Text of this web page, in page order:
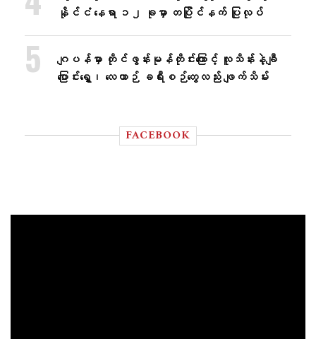
နိုင်ငံ နေရာ ၁၂ ခုမှာ တပြိုင်နက် ပြုလုပ်
ဂျပန်မှာ တိုင်ဖွန်းမုန်တိုင်းကြောင့် လူသိန်းနဲ့ချီ
ပြောင်းရွှေ့၊ လေယာဉ် ခရီးစဉ်တွေလည်း ဖျက်သိမ်း
FACEBOOK